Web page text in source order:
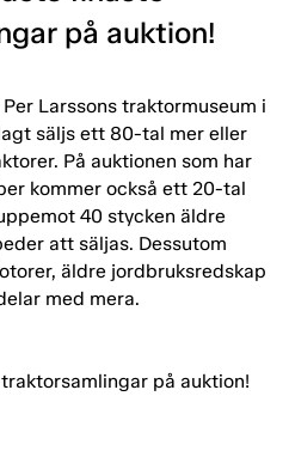
på auktion!
Larssons traktormuseum i
säljs ett 80-tal mer eller
På auktionen som har
kommer också ett 20-tal
40 stycken äldre
att säljas. Dessutom
äldre jordbruksredskap
med mera.